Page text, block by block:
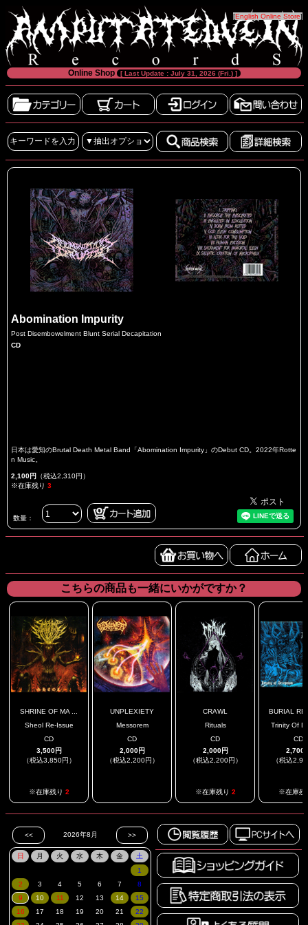
[English Online Store]
Online Shop [ Last Update : July 31, 2026 (Fri.) ]
Abomination Impurity
Post Disembowelment Blunt Serial Decapitation
CD
日本は愛知のBrutal Death Metal Band「Abomination Impurity」のDebut CD。2022年Rotte
n Music。
2,100円 （税込2,310円）
※在庫残り 3
数量：
こちらの商品も一緒にいかがですか？
SHRINE OF MA ...
Sheol Re-Issue
CD
3,500円
（税込3,850円）
※在庫残り 2
UNPLEXIETY
Messorem
CD
2,000円
（税込2,200円）
CRAWL
Rituals
CD
2,000円
（税込2,200円）
※在庫残り 2
BURIAL
Trinity Of
CD
2,700
（税込
※在庫残